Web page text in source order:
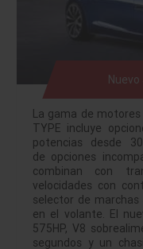
La gama de
TYPE incluye
potencias desde
de opciones
combinan con
velocidades con
selector de
en el volante. El
575HP, V8
segundos y un